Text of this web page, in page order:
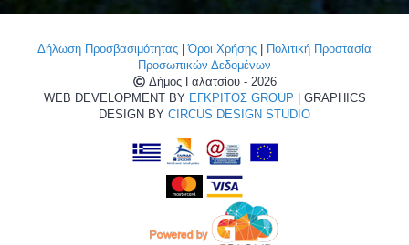
Δήλωση Προσβασιμότητας |Όροι Χρήσης
Πολιτική Προστασία
Προσωπικών Δεδομένων
Δήμος Γαλατσίου - 2026
WEB DEVELOPMENT BY ΕΓΚΡΙΤΟΣ GROUP | GRAPHICS
DESIGN BY CIRCUS DESIGN STUDIO